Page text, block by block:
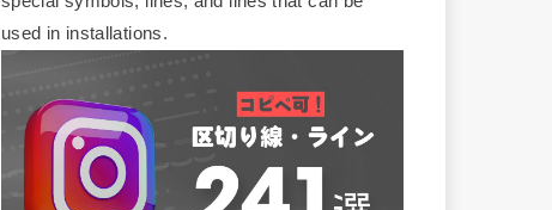
used in installations.